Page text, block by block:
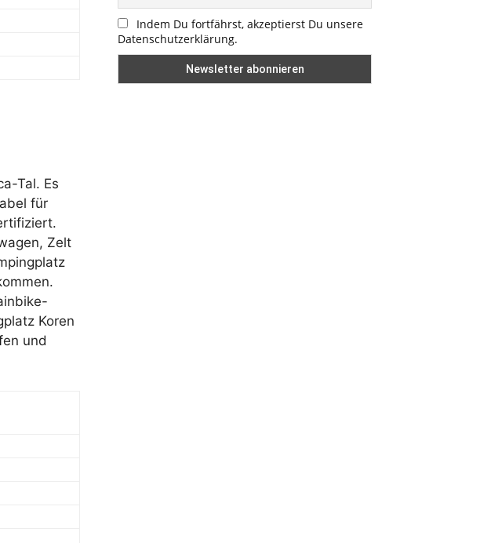
Tal. Es
für
Zelt
Koren
und
Indem Du fortfährst, akzeptierst Du unsere
Datenschutzerklärung.